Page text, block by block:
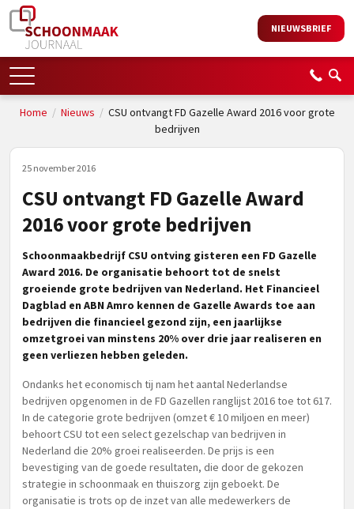
NIEUWSBRIEF
Home / Nieuws / CSU ontvangt FD Gazelle Award 2016 voor grote
bedrijven
25 november 2016
CSU ontvangt FD Gazelle Award
2016 voor grote bedrijven
Schoonmaakbedrijf CSU ontving gisteren een FD Gazelle
Award 2016. De organisatie behoort tot de snelst
groeiende grote bedrijven van Nederland. Het Financieel
Dagblad en ABN Amro kennen de Gazelle Awards toe aan
bedrijven die financieel gezond zijn, een jaarlijkse
omzetgroei van minstens 20% over drie jaar realiseren en
geen verliezen hebben geleden.
Ondanks het economisch tij nam het aantal Nederlandse
bedrijven opgenomen in de FD Gazellen ranglijst 2016 toe tot 617.
In de categorie grote bedrijven (omzet € 10 miljoen en meer)
behoort CSU tot een select gezelschap van bedrijven in
Nederland die 20% groei realiseerden. De prijs is een
bevestiging van de goede resultaten, die door de gekozen
strategie in schoonmaak en thuiszorg zijn geboekt. De
organisatie is trots op de inzet van alle medewerkers de